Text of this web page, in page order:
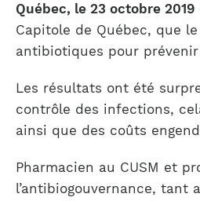
Québec, le 23 octobre 2019
Capitole de Québec, que
antibiotiques pour
Les résultats ont été
contrôle des infections,
ainsi que des coûts
Pharmacien au CUSM et
l’antibiogouvernance, tant